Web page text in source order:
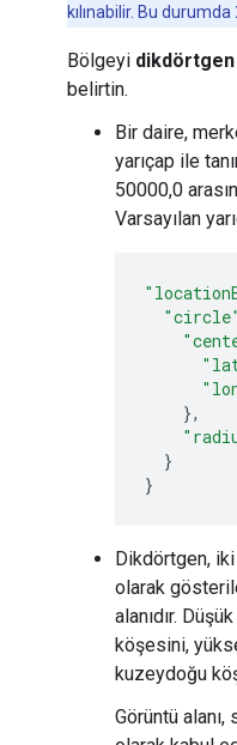
kılınabilir. Bu durumda
Bölgeyi dikdörtgen
belirtin.
Bir daire,
yarıçap ile
50000,0
Varsayılan
"circle"
},
}
}
Dikdörtgen,
olarak
alanıdır.
köşesini,
kuzeydoğu
Görüntü alanı,